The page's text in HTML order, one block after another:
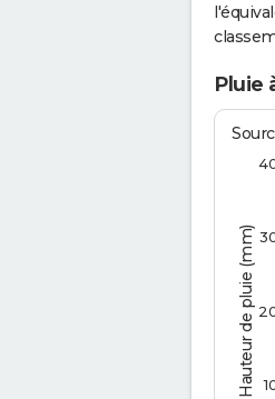
Pluie
Hauteur de pluie (mm)